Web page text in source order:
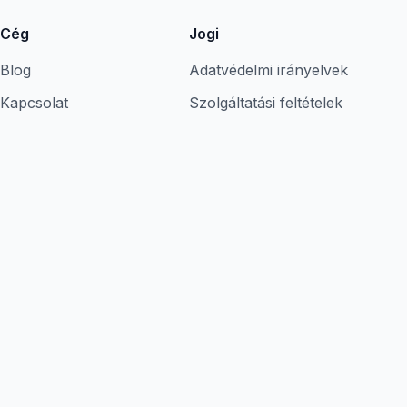
Cég
Blog
Kapcsolat
Jogi
Adatvédelmi irányelvek
Szolgáltatási feltételek